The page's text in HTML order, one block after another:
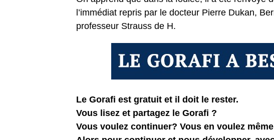
l’immédiat repris par le docteur Pierre Dukan,
professeur Strauss de H.
Le Gorafi est gratuit et il doit le rester.
Vous lisez et partagez le Gorafi ?
Vous voulez continuer? Vous en voulez